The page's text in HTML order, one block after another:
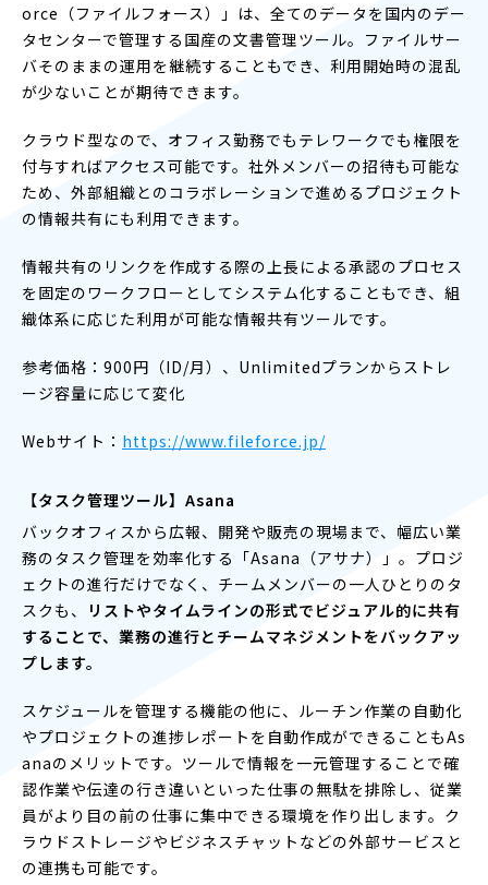
orce（ファイルフォース）」は、全てのデータを国内のデー
タセンターで管理する国産の文書管理ツール。ファイルサー
バそのままの運用を継続することもでき、利用開始時の混乱
が少ないことが期待できます。
クラウド型なので、オフィス勤務でもテレワークでも権限を
付与すればアクセス可能です。社外メンバーの招待も可能な
ため、外部組織とのコラボレーションで進めるプロジェクト
の情報共有にも利用できます。
情報共有のリンクを作成する際の上長による承認のプロセス
を固定のワークフローとしてシステム化することもでき、組
織体系に応じた利用が可能な情報共有ツールです。
参考価格：900円（ID/月）、Unlimitedプランからストレ
ージ容量に応じて変化
Webサイト： https://www.fileforce.jp/
【タスク管理ツール】Asana
バックオフィスから広報、開発や販売の現場まで、幅広い業
務のタスク管理を効率化する「Asana（アサナ）」。プロジ
ェクトの進行だけでなく、チームメンバーの一人ひとりのタ
スクも、
リストやタイムラインの形式でビジュアル的に共有
することで、業務の進行とチームマネジメントをバックアッ
プします。
スケジュールを管理する機能の他に、ルーチン作業の自動化
やプロジェクトの進捗レポートを自動作成ができることもAs
anaのメリットです。ツールで情報を一元管理することで確
認作業や伝達の行き違いといった仕事の無駄を排除し、従業
員がより目の前の仕事に集中できる環境を作り出します。ク
ラウドストレージやビジネスチャットなどの外部サービスと
の連携も可能です。